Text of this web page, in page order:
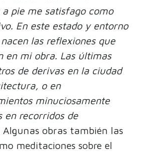
a pie me satisfago como
En este estado y entorno
las reflexiones que
en mi obra. Las últimas
de derivas en la ciudad
o en
minuciosamente
en recorridos de
Algunas obras también las
meditaciones sobre el